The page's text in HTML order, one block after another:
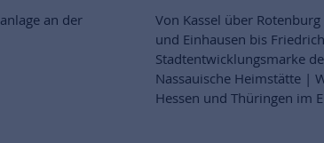
an der
Von Kassel über
und Einhausen bis
Stadtentwicklungsmarke
Nassauische Heimstätte |
Hessen und Thüringen im